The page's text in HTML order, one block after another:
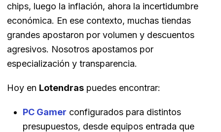
chips, luego la inflación, ahora la incertidumbre
económica. En ese contexto, muchas tiendas
grandes apostaron por volumen y descuentos
agresivos. Nosotros apostamos por
especialización y transparencia.
Hoy en Lotendraspuedes encontrar:
PC Gamer configurados para distintos
presupuestos, desde equipos entrada que